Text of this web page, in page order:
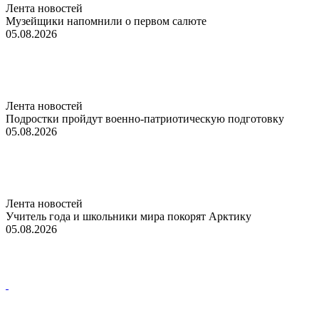
Лента новостей
Музейщики напомнили о первом салюте
05.08.2026
Лента новостей
Подростки пройдут военно-патриотическую подготовку
05.08.2026
Лента новостей
Учитель года и школьники мира покорят Арктику
05.08.2026